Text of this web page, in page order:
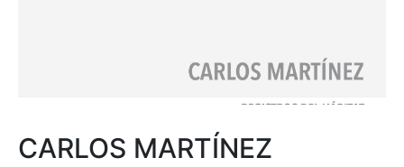
CARLOS MARTÍNEZ